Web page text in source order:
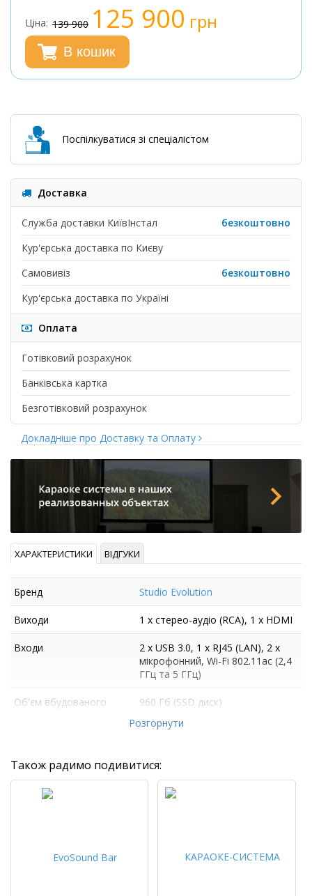
Ціна: 139 900 125 900 грн
В кошик
Поспілкуватися зі спеціалістом
Доставка
Служба доставки КиївІнстал
безкоштовно
Кур'єрська доставка по Києву
Самовивіз
безкоштовно
Кур'єрська доставка по Україні
Оплата
Готівковий розрахунок
Банківська картка
Безготівковий розрахунок
Докладніше про Доставку та Оплату
ХАРАКТЕРИСТИКИ ВІДГУКИ
Бренд Studio Evolution
Виходи 1 х стерео-аудіо (RCA), 1 x HDMI
Входи
2 x USB 3.0, 1 x RJ45 (LAN), 2 х
мікрофонний, Wi-Fi 802.11ac (2,4
ГГц та 5 ГГц)
Об'єм вбудованого
960 Гб (SSD диск)
Розгорнути
Також радимо подивитися: